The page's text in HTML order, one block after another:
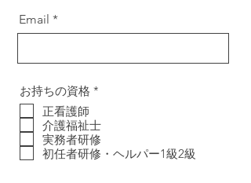
Email
お持ちの資格 *
目
正看護師
介護福祉士
実務者研修
初任者研修・ヘルパー1級2級